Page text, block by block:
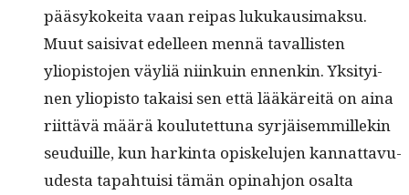
pääsykokei­ta vaan reipas lukukausi­mak­su.
Muut saisi­vat edelleen men­nä taval­lis­ten
yliopis­to­jen väyliä niinkuin ennenkin. Yksi­tyi­
nen yliopis­to takaisi sen että lääkäre­itä on aina
riit­tävä määrä koulutet­tuna syr­jäisem­millekin
seuduille, kun hark­in­ta opiskelu­jen kan­nat­tavu­
ud­es­ta tapah­tu­isi tämän opinahjon osalta